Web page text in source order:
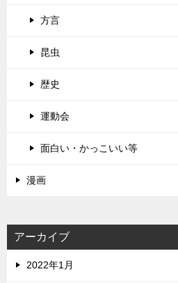
方言
昆虫
歴史
運動会
面白い・かっこいい等
漫画
アーカイブ
2022年1月